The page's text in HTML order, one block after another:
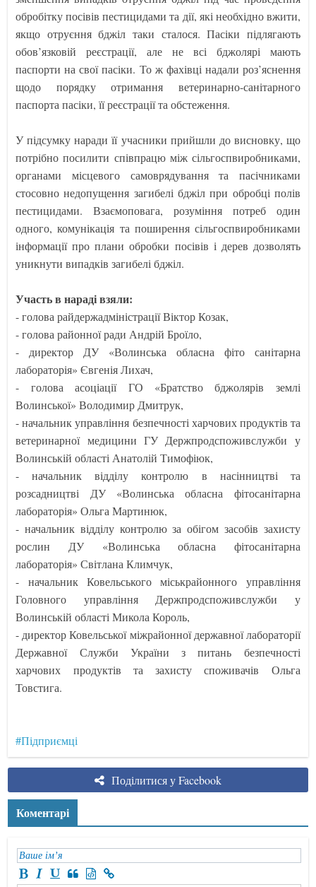
обробітку посівів пестицидами та дії, які необхідно вжити,
якщо отруєння бджіл таки сталося. Пасіки підлягають
обов’язковій реєстрації, але не всі бджолярі мають
паспорти на свої пасіки. То ж фахівці надали роз’яснення
щодо порядку отримання ветеринарно-санітарного
паспорта пасіки, її реєстрації та обстеження.
У підсумку наради її учасники прийшли до висновку, що
потрібно посилити співпрацю між сільгоспвиробниками,
органами місцевого самоврядування та пасічниками
стосовно недопущення загибелі бджіл при обробці полів
пестицидами. Взаємоповага, розуміння потреб один
одного, комунікація та поширення сільгоспвиробниками
інформації про плани обробки посівів і дерев дозволять
уникнути випадків загибелі бджіл.
Участь в нараді взяли:
- голова райдержадміністрації Віктор Козак,
- голова районної ради Андрій Броїло,
- директор ДУ «Волинська обласна фіто санітарна
лабораторія» Євгенія Лихач,
- голова асоціації ГО «Братство бджолярів землі
Волинської» Володимир Дмитрук,
- начальник управління безпечності харчових продуктів та
ветеринарної медицини ГУ Держпродспоживслужби у
Волинській області Анатолій Тимофіюк,
- начальник відділу контролю в насінництві та
розсадництві ДУ «Волинська обласна фітосанітарна
лабораторія» Ольга Мартинюк,
- начальник відділу контролю за обігом засобів захисту
рослин ДУ «Волинська обласна фітосанітарна
лабораторія» Світлана Климчук,
- начальник Ковельського міськрайонного управління
Головного управління Держпродспоживслужби у
Волинській області Микола Король,
- директор Ковельської міжрайонної державної лабораторії
Державної Служби України з питань безпечності
харчових продуктів та захисту споживачів Ольга
Товстига.
#Підприємці
Поділитися у Facebook
Коментарі